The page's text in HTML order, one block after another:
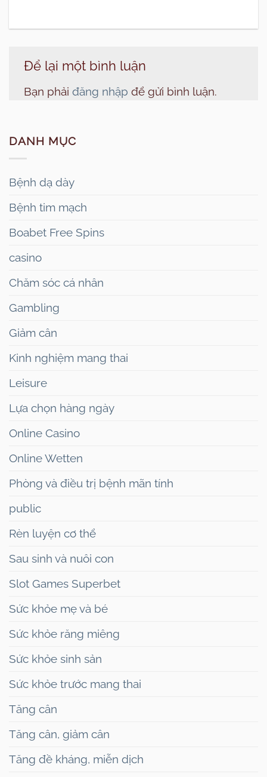
Để lại một bình luận
Bạn phải đăng nhập để gửi bình luận.
DANH MỤC
Bệnh dạ dày
Bệnh tim mạch
Boabet Free Spins
casino
Chăm sóc cá nhân
Gambling
Giảm cân
Kinh nghiệm mang thai
Leisure
Lựa chọn hàng ngày
Online Casino
Online Wetten
Phòng và điều trị bệnh mãn tính
public
Rèn luyện cơ thể
Sau sinh và nuôi con
Slot Games Superbet
Sức khỏe mẹ và bé
Sức khỏe răng miêng
Sức khỏe sinh sản
Sức khỏe trước mang thai
Tăng cân
Tăng cân, giảm cân
Tăng đề kháng, miễn dịch